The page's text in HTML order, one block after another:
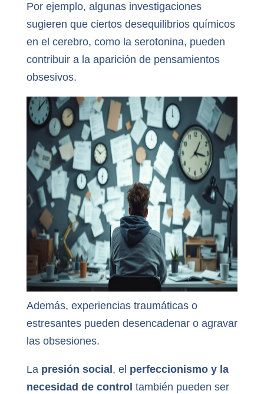
Por ejemplo, algunas investigaciones
sugieren que ciertos desequilibrios químicos
en el cerebro, como la serotonina, pueden
contribuir a la aparición de pensamientos
obsesivos.
Además, experiencias traumáticas o
estresantes pueden desencadenar o agravar
las obsesiones.
La presión social , el perfeccionismo y la
necesidad de control también pueden ser